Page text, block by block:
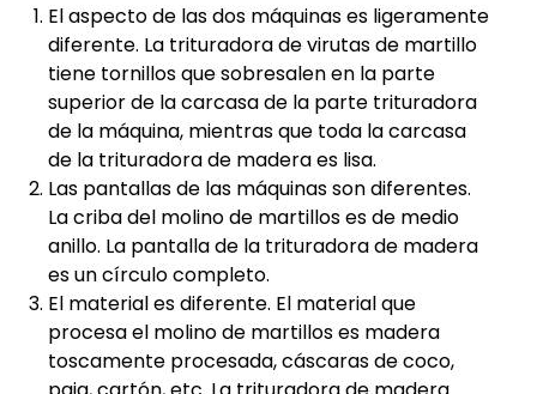
El aspecto de las dos máquinas es ligeramente
diferente. La trituradora de virutas de martillo
tiene tornillos que sobresalen en la parte
superior de la carcasa de la parte trituradora
de la máquina, mientras que toda la carcasa
de la trituradora de madera es lisa.
Las pantallas de las máquinas son diferentes.
La criba del molino de martillos es de medio
anillo. La pantalla de la trituradora de madera
es un círculo completo.
El material es diferente. El material que
procesa el molino de martillos es madera
toscamente procesada, cáscaras de coco,